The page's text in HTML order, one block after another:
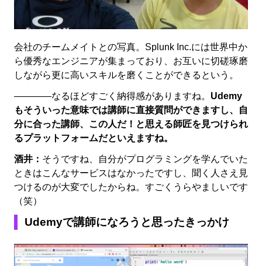
会社のチームメイトとの写真。Splunk Inc.には世界中か
ら優秀なエンジニアが集まっており、お互いに切磋琢磨
しながら更に高いスキルを磨くことができるという。
――――なるほどすごく納得感がありますね。 Udemy
もそういった意味では講師に直接質問ができますし、自
分に合った講師、この人だ！と思える師匠を見つけられ
るプラットフォームだといえますね。
酒井： そうですね、自分がプログラミングを学んでいた
ときはこんなサービスはなかったですし、聞く人さえ見
つけるのが大変でしたからね。すごくうらやましいです
（笑）
Udemyで講師になろうと思ったきっかけ